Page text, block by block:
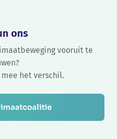
ons
vooruit te
het verschil.